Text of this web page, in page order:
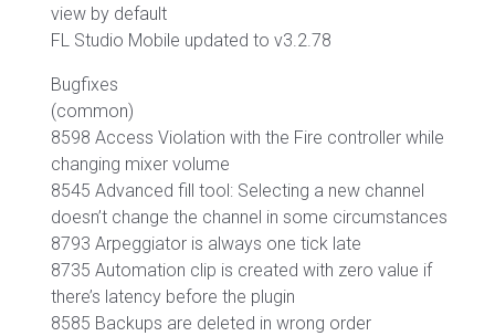
view by default
FL Studio Mobile updated to v3.2.78
Bugfixes
(common)
8598 Access Violation with the Fire controller while
changing mixer volume
8545 Advanced fill tool: Selecting a new channel
doesn’t change the channel in some circumstances
8793 Arpeggiator is always one tick late
8735 Automation clip is created with zero value if
there’s latency before the plugin
8585 Backups are deleted in wrong order